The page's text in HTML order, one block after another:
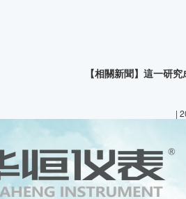
【相關新聞】這一研
|